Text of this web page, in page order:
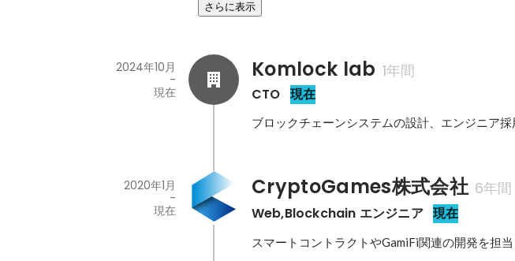
さらに表示
Komlock lab 1年間
CTO 現在
2024年10月
-
現在
ブロックチェーンシステムの設計、エンジニア
CryptoGames株式会社 6年間
Web,Blockchain エンジニア 現在
2020年1月
-
現在
スマートコントラクトやGamiFi関連の開発を担当